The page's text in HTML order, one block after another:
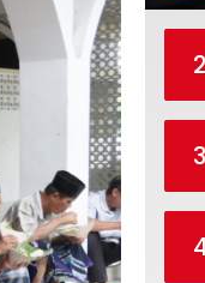
2
3